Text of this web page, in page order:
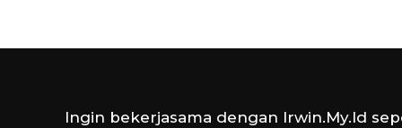
Ingin bekerjasama dengan Irwin.My.Id